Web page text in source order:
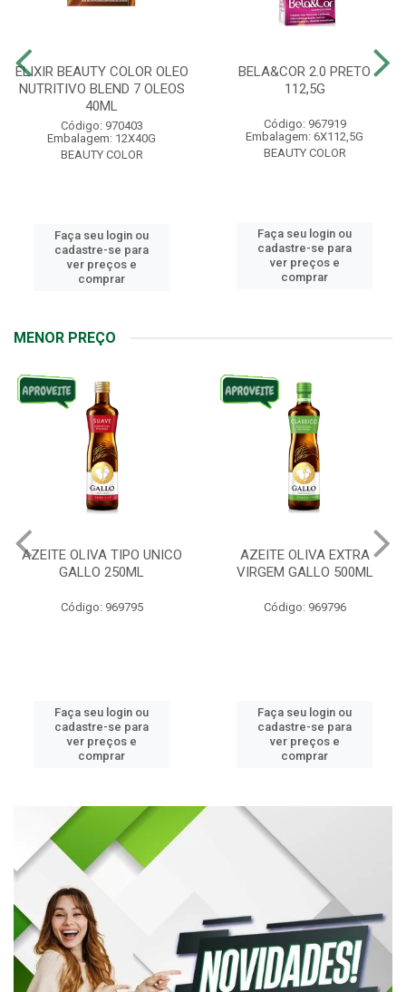
ELIXIR BEAUTY COLOR OLEO
NUTRITIVO BLEND 7 OLEOS
40ML
Código: 970403
Embalagem: 12X40G
BEAUTY COLOR
Faça seu login ou
cadastre-se para
ver preços e
comprar
BELA&COR 2.0 PRETO
112,5G
Código: 967919
Embalagem: 6X112,5G
BEAUTY COLOR
Faça seu login ou
cadastre-se para
ver preços e
comprar
MENOR PREÇO
AZEITE OLIVA TIPO UNICO
GALLO 250ML
Código: 969795
Faça seu login ou
cadastre-se para
ver preços e
comprar
AZEITE OLIVA EXTRA
VIRGEM GALLO 500ML
Código: 969796
Faça seu login ou
cadastre-se para
ver preços e
comprar